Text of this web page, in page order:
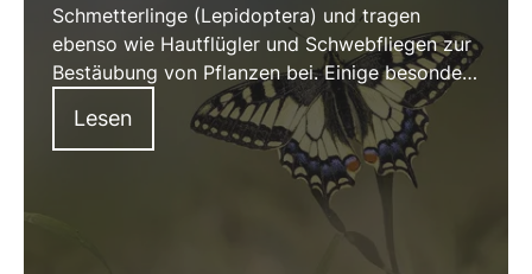
Schmetterlinge (Lepidoptera) und tragen
ebenso wie Hautflügler und Schwebfliegen zur
Bestäubung von Pflanzen bei. Einige besondere
Arten sind jedoch selten und vom Aussterben
bedroht. Finden Sie heraus, um welche Arten
es sich handelt, wo sie leben und was Sie tun
Lesen